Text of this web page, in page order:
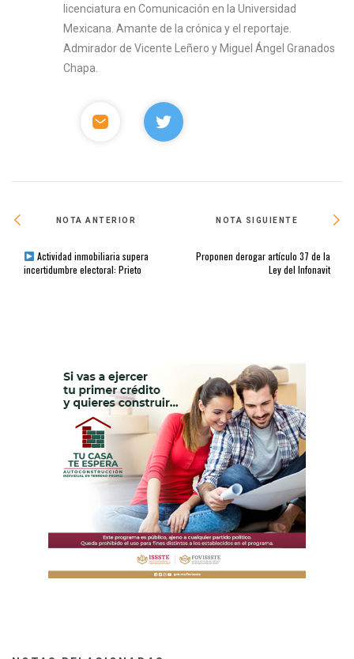
licenciatura en Comunicación en la Universidad
Mexicana. Amante de la crónica y el reportaje.
Admirador de Vicente Leñero y Miguel Ángel Granados
Chapa.
NOTA ANTERIOR
Actividad inmobiliaria supera
incertidumbre electoral: Prieto
NOTA SIGUIENTE
Proponen derogar artículo 37 de la
Ley del Infonavit